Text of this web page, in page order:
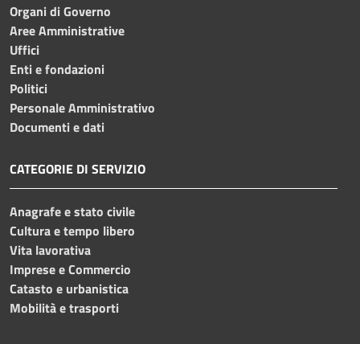
Organi di Governo
Aree Amministrative
Uffici
Enti e fondazioni
Politici
Personale Amministrativo
Documenti e dati
CATEGORIE DI SERVIZIO
Anagrafe e stato civile
Cultura e tempo libero
Vita lavorativa
Imprese e Commercio
Catasto e urbanistica
Mobilità e trasporti